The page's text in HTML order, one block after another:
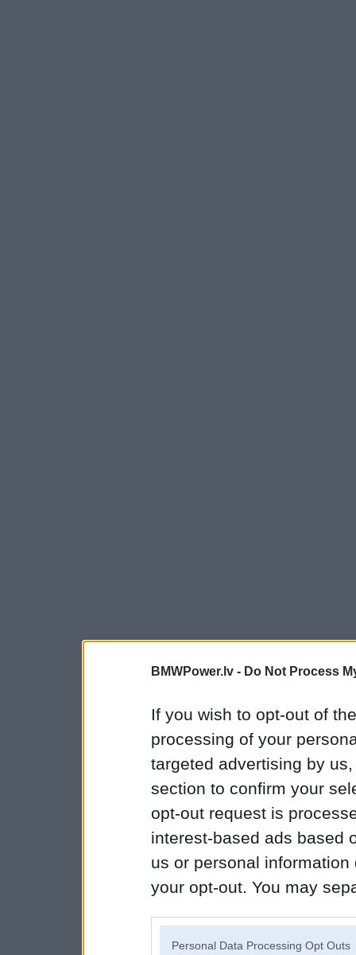
BMWPower.lv - Do Not Process
If you wish to opt-out of
processing of your
targeted advertising by
section to confirm your
opt-out request is
interest-based ads based
us or personal
your opt-out. You may
Personal Data Processing Opt Outs